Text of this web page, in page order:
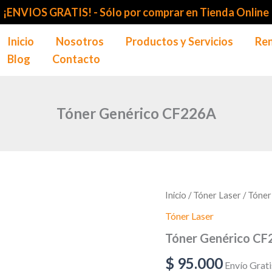
¡ENVIOS GRATIS! -Sólo por comprar en Tienda Online
Inicio Nosotros Productos y Servicios
Blog
Contacto
Tóner Genérico CF226A
Inicio /Tóner Laser /
Tóner Laser
Tóner Genérico
$ 95.000 Envío
Tóner
CF226A